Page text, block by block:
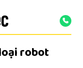
robot